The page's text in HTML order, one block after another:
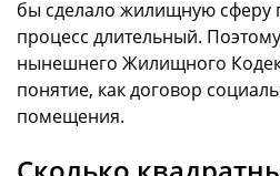
бы сделало жилищную сферу
процесс длительный.
нынешнего Жилищного
понятие, как договор
помещения.